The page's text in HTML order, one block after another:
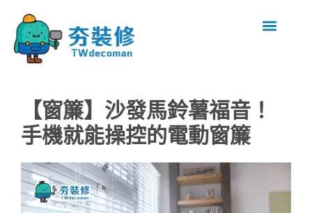
【窗簾】沙發馬鈴薯福音！
手機就能操控的電動窗簾